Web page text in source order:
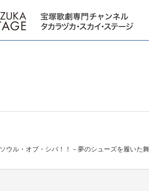
ソウル・オブ・シバ！！－夢のシューズを履いた